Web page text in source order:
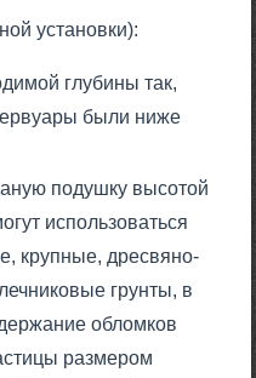
установки):
глубины так,
были ниже
подушку высотой
использоваться
крупные, дресвяно-
грунты, в
обломков
размером